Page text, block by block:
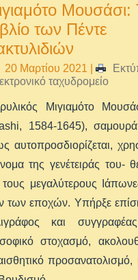
Μουσάσι:
των Πέντε
20 Μαρτίου 2021 |
ταχυδρομείο
Μιγιαμότο
1584-1645),
αυτοπροσδιορίζεται,
της γενέτειράς του-
μεγαλύτερους
των εποχών. Υπήρξε
και
στοχασμό,
προσανατολισμό,